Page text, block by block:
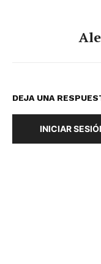
DEJA UNA
INICIAR